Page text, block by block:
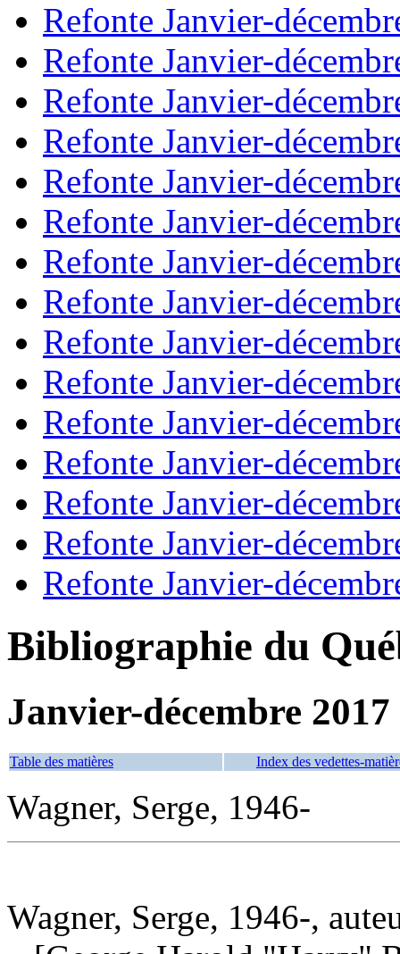
Refonte Janvier-
Refonte Janvier-
Refonte Janvier-
Refonte Janvier-
Refonte Janvier-
Refonte Janvier-
Refonte Janvier-
Refonte Janvier-
Refonte Janvier-
Refonte Janvier-
Refonte Janvier-
Refonte Janvier-
Refonte Janvier-
Refonte Janvier-
Refonte Janvier-
Bibliographie du
Janvier-décembre 2017
Table des matières Index des vedettes-
Wagner, Serge, 1946-
Wagner, Serge, 1946-,